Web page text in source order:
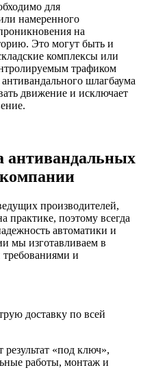
для
намеренного
на
Это могут быть и
комплексы или
трафиком
шлагбаума
движение и исключает
антивандальных
производителей,
практике, поэтому всегда
автоматики и
мы изготавливаем в
и
доставку по всей
«под ключ»,
работы, монтаж и